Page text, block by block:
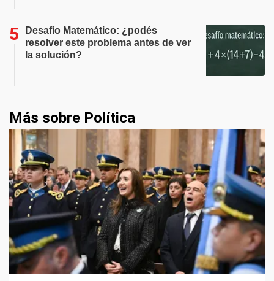
Desafío Matemático: ¿podés
resolver este problema antes de ver
la solución?
Más sobre Política